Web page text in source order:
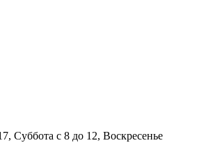
Суббота с 8 до 12, Воскресенье